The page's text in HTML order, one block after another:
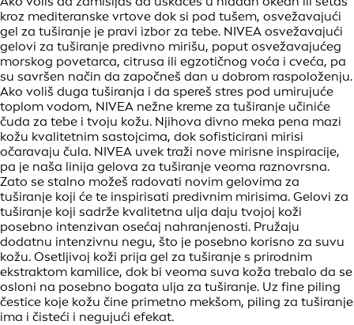
kroz mediteranske vrtove dok si pod tušem, osvežavajući
gel za tuširanje je pravi izbor za tebe. NIVEA osvežavajući
gelovi za tuširanje predivno mirišu, poput osvežavajućeg
morskog povetarca, citrusa ili egzotičnog voća i cveća, pa
su savršen način da započneš dan u dobrom raspoloženju.
Ako voliš duga tuširanja i da spereš stres pod umirujuće
toplom vodom, NIVEA nežne kreme za tuširanje učiniće
čuda za tebe i tvoju kožu. Njihova divno meka pena mazi
kožu kvalitetnim sastojcima, dok sofisticirani mirisi
očaravaju čula. NIVEA uvek traži nove mirisne inspiracije,
pa je naša linija gelova za tuširanje veoma raznovrsna.
Zato se stalno možeš radovati novim gelovima za
tuširanje koji će te inspirisati predivnim mirisima. Gelovi za
tuširanje koji sadrže kvalitetna ulja daju tvojoj koži
posebno intenzivan osećaj nahranjenosti. Pružaju
dodatnu intenzivnu negu, što je posebno korisno za suvu
kožu. Osetljivoj koži prija gel za tuširanje s prirodnim
ekstraktom kamilice, dok bi veoma suva koža trebalo da se
osloni na posebno bogata ulja za tuširanje. Uz fine piling
čestice koje kožu čine primetno mekšom, piling za tuširanje
ima i čisteći i negujući efekat.